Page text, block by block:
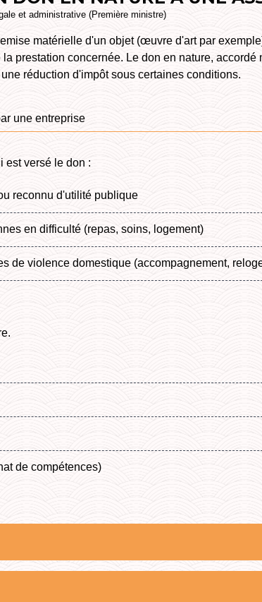
et administrative (Première ministre)
matérielle d'un objet (œuvre d'art par
prestation concernée. Le don en nature,
réduction d'impôt sous certaines conditions.
une entreprise
est versé le don :
reconnu d'utilité publique
en difficulté (repas, soins, logement)
de violence domestique (accompagnement,
de compétences)